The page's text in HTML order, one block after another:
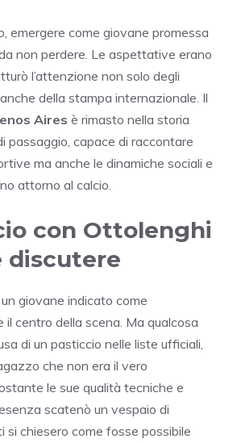
emergere come giovane promessa
non perdere. Le aspettative erano
l’attenzione non solo degli
della stampa internazionale. Il
Aires è rimasto nella storia
passaggio, capace di raccontare
ma anche le dinamiche sociali e
attorno al calcio.
con Ottolenghi
discutere
giovane indicato come
il centro della scena. Ma qualcosa
di un pasticcio nelle liste ufficiali,
che non era il vero
le sue qualità tecniche e
scatenò un vespaio di
si chiesero come fosse possibile